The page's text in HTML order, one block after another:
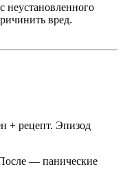
неустановленного
вред.
+ рецепт. Эпизод
— панические